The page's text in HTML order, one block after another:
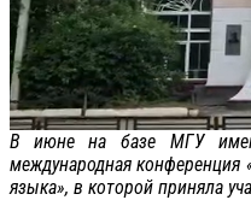
В июне на базе МГУ
международная конференция
языка», в которой приняла